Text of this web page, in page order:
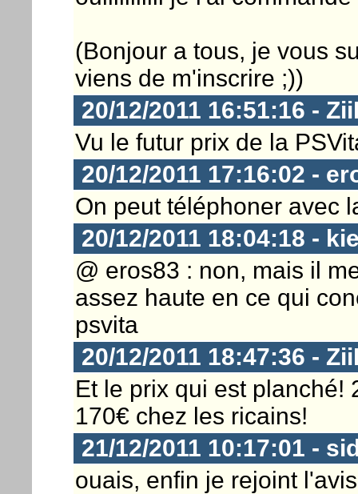
(Bonjour a tous, je vous
viens de m'inscrire ;))
20/12/2011 16:51:16 -
Vu le futur prix de la
20/12/2011 17:16:02 -
On peut téléphoner avec
20/12/2011 18:04:18 -
@ eros83 : non, mais il
assez haute en ce qui
psvita
20/12/2011 18:47:36 -
Et le prix qui est planché!
170€ chez les ricains!
21/12/2011 10:17:01 -
ouais, enfin je rejoint